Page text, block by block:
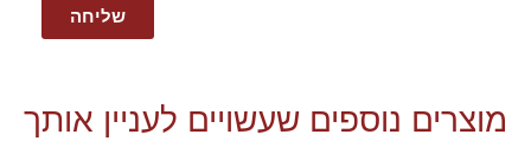
שליחה
מוצרים נוספים שעשויים לעניין אותך